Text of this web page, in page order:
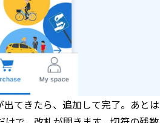
てきたら、追加して完了。あと